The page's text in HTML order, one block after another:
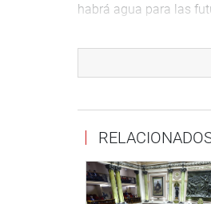
habrá agua para las
necesaria entre las
privada, teniendo en
OFICINA DE